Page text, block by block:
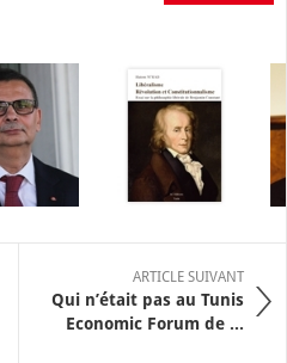
ARTICLE SUIVANT
Qui n’était pas au Tunis
Economic Forum de ...